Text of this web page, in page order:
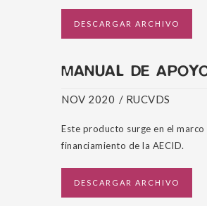
DESCARGAR ARCHIVO
MANUAL DE
NOV 2020 / RUCVDS
Este producto surge en el
financiamiento de la AECID.
DESCARGAR ARCHIVO